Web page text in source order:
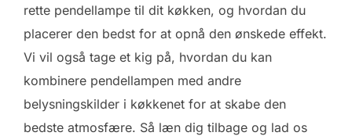
rette pendellampe til dit køkken, og hvordan du
placerer den bedst for at opnå den ønskede effekt.
Vi vil også tage et kig på, hvordan du kan
kombinere pendellampen med andre
belysningskilder i køkkenet for at skabe den
bedste atmosfære. Så læn dig tilbage og lad os